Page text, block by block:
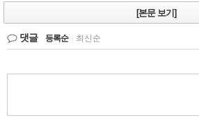
[본문 보기]
댓글 등록순 최신순